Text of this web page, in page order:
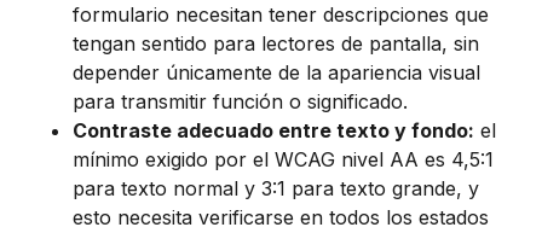
formulario necesitan tener descripciones que
tengan sentido para lectores de pantalla, sin
depender únicamente de la apariencia visual
para transmitir función o significado.
Contraste adecuado entre texto y fondo: el
mínimo exigido por el WCAG nivel AA es 4,5:1
para texto normal y 3:1 para texto grande, y
esto necesita verificarse en todos los estados